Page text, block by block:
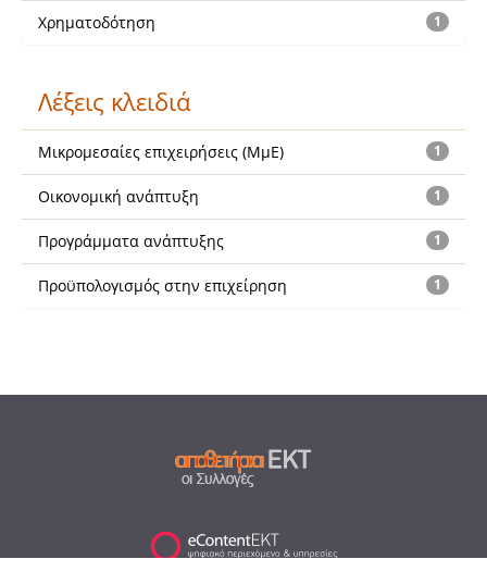
1
Χρηματοδότηση
Λέξεις κλειδιά
1
Μικρομεσαίες επιχειρήσεις (ΜμΕ)
1
Οικονομική ανάπτυξη
1
Προγράμματα ανάπτυξης
1
Προϋπολογισμός στην επιχείρηση